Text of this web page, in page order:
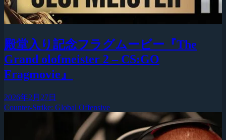
殿堂入り記念フラグムービー『The
Grand olofmeister 2 – CS:GO
Fragmovie』
2026年2月27日
Counter-Strike: Global Offensive